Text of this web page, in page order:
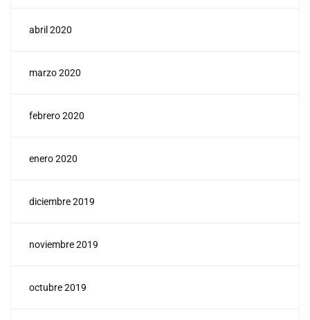
abril 2020
marzo 2020
febrero 2020
enero 2020
diciembre 2019
noviembre 2019
octubre 2019